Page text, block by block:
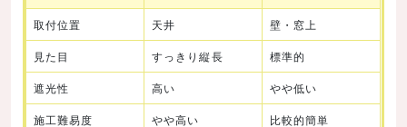
取付位置 天井 壁・窓上
見た目 すっきり縦長 標準的
遮光性 高い やや低い
施工難易度 やや高い 比較的簡単